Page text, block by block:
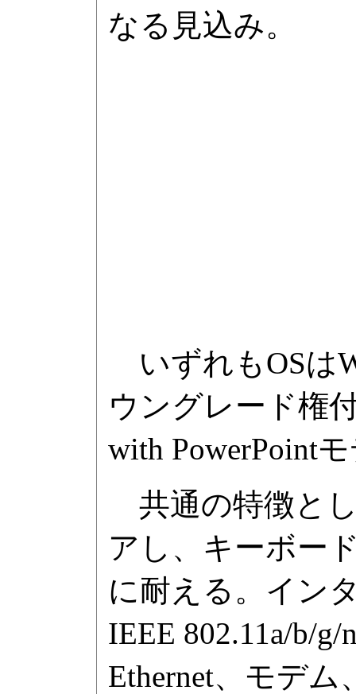
なる見込み。
いずれもOSは
ウングレード権
with PowerPoint
共通の特徴と
アし、キーボー
に耐える。イン
IEEE 802.11a/b/
Ethernet、モデ